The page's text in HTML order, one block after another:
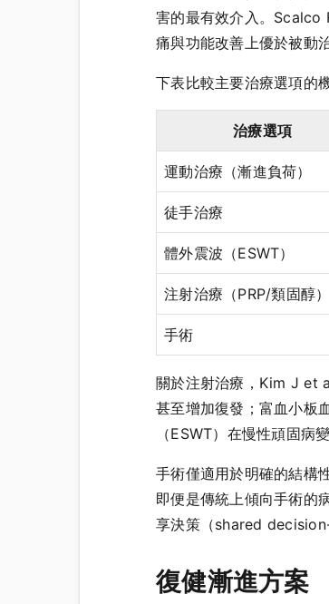
害的最有效介入。
痛與功能改善上優於被動
下表比較主要治療選項的
治療選項
運動治療（漸進負荷）
徒手治療
體外震波（ESWT）
注射治療（PRP/類固醇）
手術
關於注射治療，Kim J et
甚至增加復發；富血小板
（ESWT）在慢性頑固病
手術僅適用於明確的結構
即便是傳統上傾向手術的
享決策（shared
復健漸進方案